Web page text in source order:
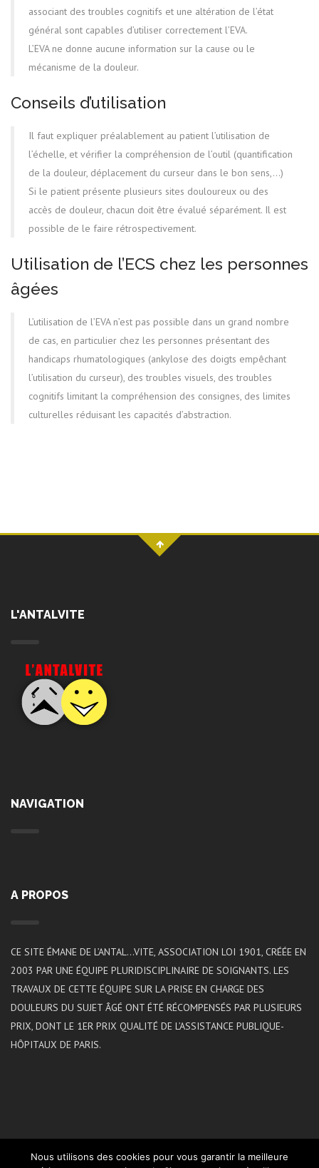
associant des troubles cognitifs et une altération de l’état
général sont capables d’utiliser correctement l’EVA.
L’EVA ne donne aucune information sur la cause ou le
mécanisme de la douleur.
Conseils d’utilisation
Il faut expliquer préalablement au patient l’utilisation de
l’échelle, et vérifier la compréhension de l’outil (quantification
de la douleur, déplacement du curseur dans le bon sens,…)
Si le patient présente plusieurs sites douloureux ou des
accès de douleur, chacun doit être évalué séparément. Il est
possible de le faire rétrospectivement.
Utilisation de l’ECS chez les personnes
âgées
L’utilisation de l’EVA n’est pas possible dans un grand nombre
de cas, en particulier chez les personnes présentant des
handicaps rhumatologiques (ankylose des doigts empêchant
l’utilisation du curseur), des troubles visuels, des troubles
cognitifs limitant la compréhension des consignes, des limites
culturelles réduisant les capacités d’abstraction.
L'ANTALVITE
NAVIGATION
A PROPOS
CE SITE ÉMANE DE L’ANTAL…VITE, ASSOCIATION LOI 1901, CRÉÉE EN
2003 PAR UNE ÉQUIPE PLURIDISCIPLINAIRE DE SOIGNANTS. LES
TRAVAUX DE CETTE ÉQUIPE SUR LA PRISE EN CHARGE DES
DOULEURS DU SUJET ÂGÉ ONT ÉTÉ RÉCOMPENSÉS PAR PLUSIEURS
PRIX, DONT LE 1ER PRIX QUALITÉ DE L’ASSISTANCE PUBLIQUE-
HÔPITAUX DE PARIS.
Nous utilisons des cookies pour vous garantir la meilleure